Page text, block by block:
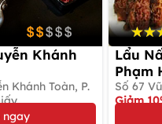
Khánh
Khánh Toàn, P.
ngay
Lẩu
Phạm
Số 67
Giảm
Chuyên